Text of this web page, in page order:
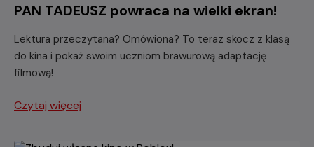
PAN TADEUSZ powraca na wielki ekran!
Lektura przeczytana? Omówiona? To teraz skocz z klasą
do kina i pokaż swoim uczniom brawurową adaptację
filmową!
Czytaj więcej